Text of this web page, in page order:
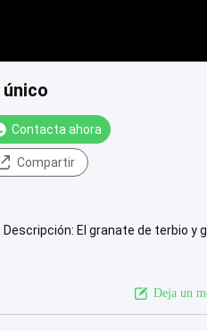
Contacta ahora
Compartir
El granate de terbio y
Deja un